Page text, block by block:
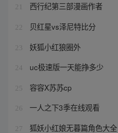
21 西行纪第三部漫画作者
22 贝红星vs泽尼特比分
23 妖狐小红狼圈外
24 uc极速版一天能挣多少
25 容容X苏苏cp
26 一人之下3季在线观看
27 狐妖小红娘无暮篇角色大全